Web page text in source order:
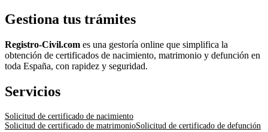
Gestiona tus trámites
Registro-Civil.com es una gestoría online que simplifica la
obtención de certificados de nacimiento, matrimonio y defunción en
toda España, con rapidez y seguridad.
Servicios
Solicitud de certificado de nacimiento
Solicitud de certificado de matrimonioSolicitud de certificado de defunción